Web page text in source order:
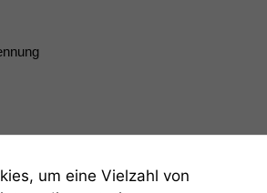
um eine Vielzahl von